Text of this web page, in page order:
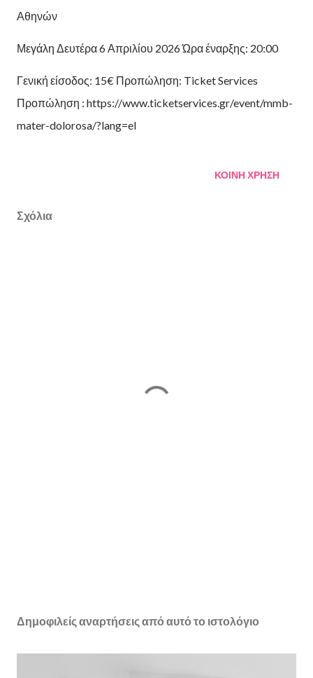
Αθηνών
Μεγάλη Δευτέρα 6 Απριλίου 2026 Ώρα έναρξης: 20:00
Γενική είσοδος: 15€ Προπώληση: Ticket Services
Προπώληση : https://www.ticketservices.gr/event/mmb-
mater-dolorosa/?lang=el
ΚΟΙΝΉ ΧΡΉΣΗ
Σχόλια
Δημοφιλείς αναρτήσεις από αυτό το ιστολόγιο